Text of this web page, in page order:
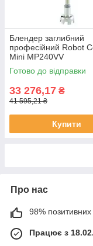
Блендер заглибний
професійний Robot
Mini MP240VV
Готово до відправки
33 276,17 ₴
41 595,21 ₴
Купити
Про нас
98% позитивних
Працює з